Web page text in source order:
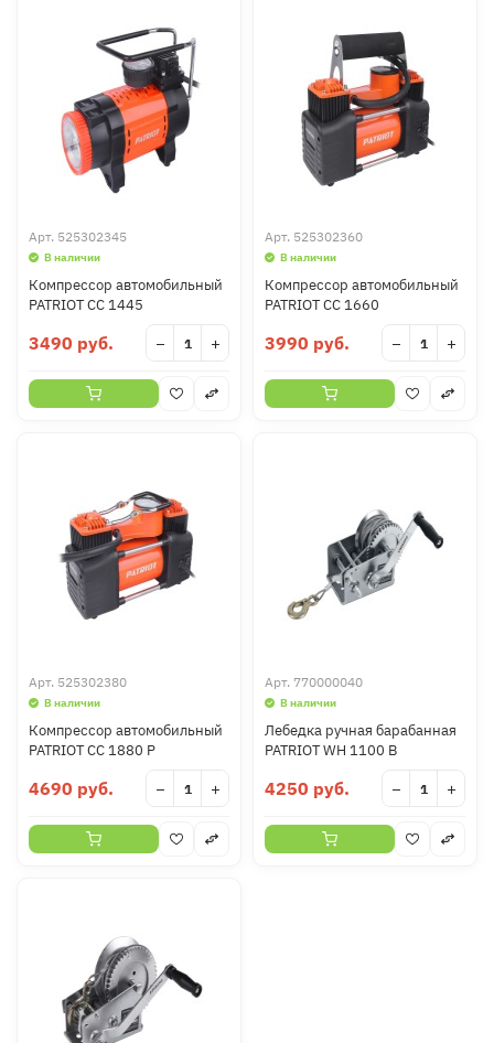
Арт. 525302345
В наличии
Компрессор автомобильный
PATRIOT CC 1445
3490 руб. − +
Арт. 525302360
В наличии
Компрессор автомобильный
PATRIOT CC 1660
3990 руб. − +
Арт. 525302380
В наличии
Компрессор автомобильный
PATRIOT CC 1880 P
4690 руб. − +
Арт. 770000040
В наличии
Лебедка ручная барабанная
PATRIOT WH 1100 B
4250 руб. − +